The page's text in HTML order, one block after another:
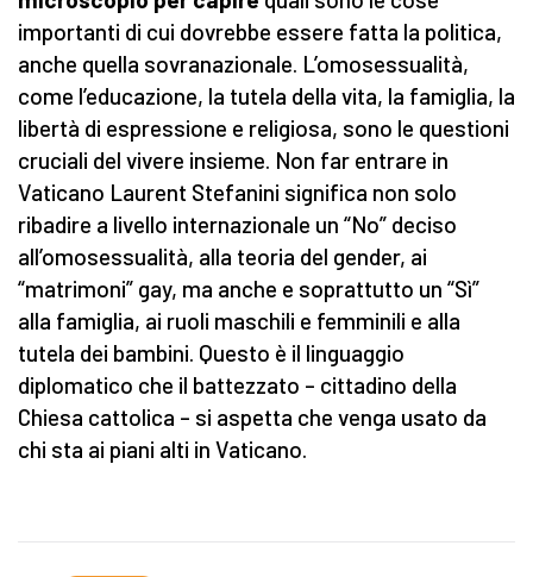
importanti di cui dovrebbe essere fatta la politica,
anche quella sovranazionale. L’omosessualità,
come l’educazione, la tutela della vita, la famiglia, la
libertà di espressione e religiosa, sono le questioni
cruciali del vivere insieme. Non far entrare in
Vaticano Laurent Stefanini significa non solo
ribadire a livello internazionale un “No” deciso
all’omosessualità, alla teoria del gender, ai
“matrimoni” gay, ma anche e soprattutto un “Sì”
alla famiglia, ai ruoli maschili e femminili e alla
tutela dei bambini. Questo è il linguaggio
diplomatico che il battezzato – cittadino della
Chiesa cattolica – si aspetta che venga usato da
chi sta ai piani alti in Vaticano.